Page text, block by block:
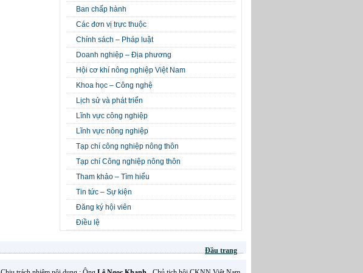
Ban chấp hành
Các đơn vị trực thuộc
Chính sách – Pháp luật
Doanh nghiệp – Địa phương
Hội cơ khí nông nghiệp Việt Nam
Khoa học – Công nghệ
Lịch sử và phát triển
Lĩnh vực công nghiệp
Lĩnh vực nông nghiệp
Tạp chí công nghiệp nông thôn
Tạp chí Công nghiệp nông thôn
Tham khảo – Tìm hiểu
Tin tức – Sự kiện
Đăng ký hội viên
Điều lệ
Đầu trang